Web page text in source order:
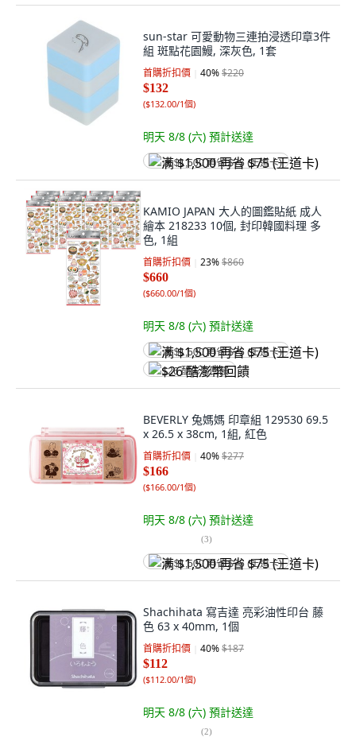
sun-star 可愛動物三連拍浸透印章3件
組 斑點花園鰻, 深灰色, 1套
首購折扣價 40%$220
$132
($132.00/1個)
明天 8/8 (六) 預計送達
满 $1,500 再省 $75 (王道卡)
KAMIO JAPAN 大人的圖鑑貼紙 成人
繪本 218233 10個, 封印韓國料理 多
色, 1組
首購折扣價 23%$860
$660
($660.00/1個)
明天 8/8 (六) 預計送達
满 $1,500 再省 $75 (王道卡)
$26 酷澎幣回饋
BEVERLY 兔媽媽 印章組 129530 69.5
x 26.5 x 38cm, 1組, 紅色
首購折扣價 40%$277
$166
($166.00/1個)
明天 8/8 (六) 預計送達
(3)
满 $1,500 再省 $75 (王道卡)
Shachihata 寫吉達 亮彩油性印台 藤
色 63 x 40mm, 1個
首購折扣價 40%$187
$112
($112.00/1個)
明天 8/8 (六) 預計送達
(2)